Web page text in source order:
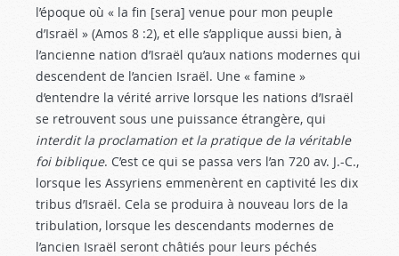
l’époque où « la fin [sera] venue pour mon peuple
d’Israël » (Amos 8 :2), et elle s’applique aussi bien, à
l’ancienne nation d’Israël qu’aux nations modernes qui
descendent de l’ancien Israël. Une « famine »
d’entendre la vérité arrive lorsque les nations d’Israël
se retrouvent sous une puissance étrangère, qui
interdit la proclamation et la pratique de la véritable
foi biblique. C’est ce qui se passa vers l’an 720 av. J.-C.,
lorsque les Assyriens emmenèrent en captivité les dix
tribus d’Israël. Cela se produira à nouveau lors de la
tribulation, lorsque les descendants modernes de
l’ancien Israël seront châtiés pour leurs péchés